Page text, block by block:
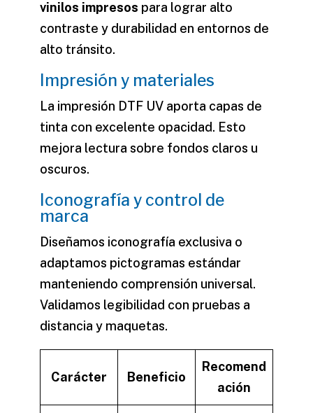
vinilos impresos para lograr alto
contraste y durabilidad en entornos de
alto tránsito.
Impresión y materiales
La impresión DTF UV aporta capas de
tinta con excelente opacidad. Esto
mejora lectura sobre fondos claros u
oscuros.
Iconografía y control de
marca
Diseñamos iconografía exclusiva o
adaptamos pictogramas estándar
manteniendo comprensión universal.
Validamos legibilidad con pruebas a
distancia y maquetas.
Carácter Beneficio
Recomend
ación